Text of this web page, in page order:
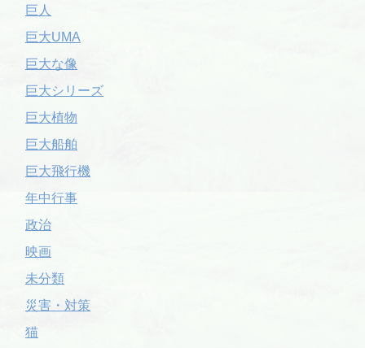
巨人
巨大UMA
巨大な像
巨大シリーズ
巨大植物
巨大船舶
巨大飛行機
年中行事
政治
映画
未分類
災害・対策
猫